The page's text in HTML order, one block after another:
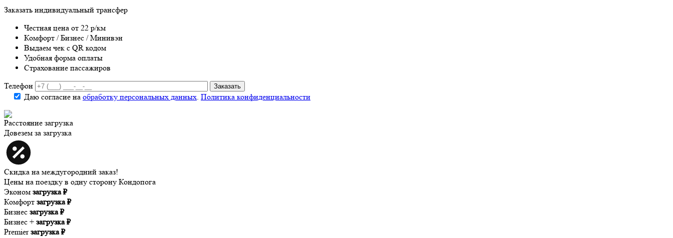
Заказать индивидуальный трансфер
Честная цена от 22 р/км
Комфорт / Бизнес / Минивэн
Выдаем чек с QR кодом
Удобная форма оплаты
Страхование пассажиров
Телефон
Даю согласие на обработку персональных данных. Политика конфиденциальности
Расстояние загрузка
Довезем за загрузка
Скидка на междугородний заказ!
Цены на поездку в одну сторону Кондопога
Эконом загрузка ₽
Комфорт загрузка ₽
Бизнес загрузка ₽
Бизнес + загрузка ₽
Premier загрузка ₽